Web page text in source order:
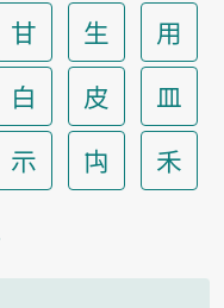
甘 生
用
白 皮
皿
示 禸
禾